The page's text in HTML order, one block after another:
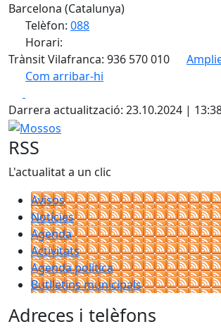
Barcelona (Catalunya)
Telèfon: 088
Horari:
Trànsit Vilafranca: 936 570 010
Com arribar-hi
+
−
Darrera actualització: 23.10.2024 |
Mossos
RSS
L'actualitat a un clic
Avisos
Notícies
Agenda
Activitats
Agenda política
Butlletins municipals
Adreces i telèfons